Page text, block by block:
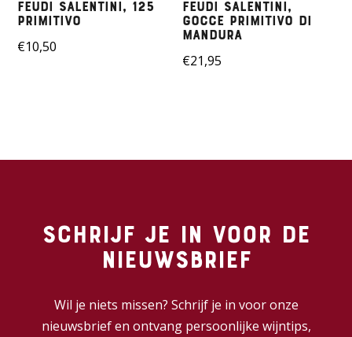
Feudi Salentini, 125
Primitivo
€10,50
Feudi Salentini,
Gocce Primitivo di
Mandura
€21,95
Schrijf je in voor de
nieuwsbrief
Wil je niets missen? Schrijf je in voor onze
nieuwsbrief en ontvang persoonlijke wijntips,